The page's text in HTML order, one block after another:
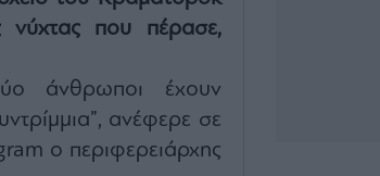
νύχτας που πέρασε,
άνθρωποι έχουν
ανέφερε σε
ο περιφερειάρχης